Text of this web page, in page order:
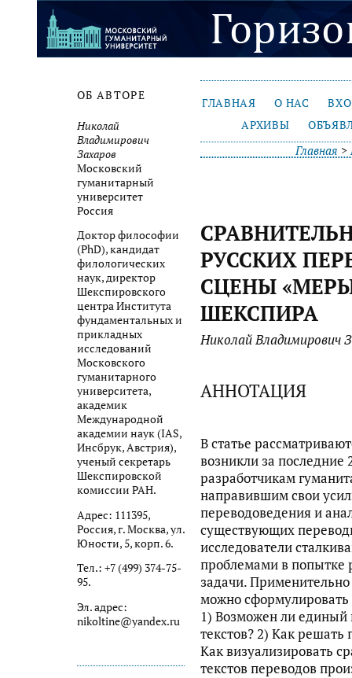
ОБ АВТОРЕ
Николай
Владимирович
Захаров
Московский
гуманитарный
университет
Россия
Доктор философии
(PhD), кандидат
филологических
наук, директор
Шекспировского
центра Института
фундаментальных и
прикладных
исследований
Московского
гуманитарного
университета,
академик
Международной
академии наук (IAS,
Инсбрук, Австрия),
ученый секретарь
Шекспировской
комиссии РАН.
Адрес: 111395,
Россия, г. Москва, ул.
Юности, 5, корп. 6.
Тел.: +7 (499) 374-75-
95.
Эл. адрес:
nikoltine@yandex.ru
ГЛАВНАЯ О НАС
АРХИВЫ
Главная >
РУССКИХ
СЦЕНЫ
ШЕКСПИРА
Николай Владимирович
АННОТАЦИЯ
В статье
возникли за последние
разработчикам
направившим свои
переводоведения и
существующих
исследователи
проблемами в попытке
задачи.
можно
1) Возможен ли единый
текстов? 2) Как решать
Как визуализировать
текстов переводов